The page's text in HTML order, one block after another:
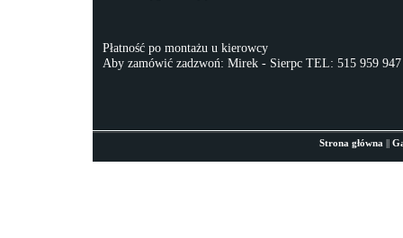
Płatność po montażu u kierowcy
Aby zamówić zadzwoń: Mirek - Sierpc TEL: 515 959 947
Strona główna ||